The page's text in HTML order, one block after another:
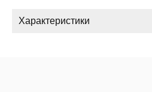
Характеристики